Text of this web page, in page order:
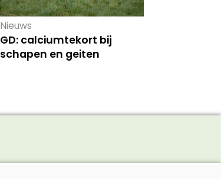
Nieuws
GD: calciumtekort bij
schapen en geiten